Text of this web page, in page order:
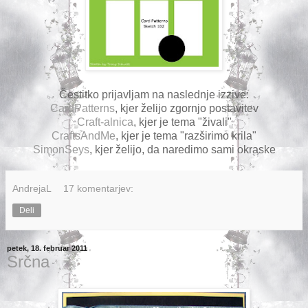
Čestitko prijavljam na naslednje izzive:
CardPatterns, kjer želijo zgornjo postavitev
Craft-alnica, kjer je tema "živali"
CraftsAndMe, kjer je tema "razširimo krila"
SimonSeys, kjer želijo, da naredimo sami okraske
AndrejaL 17 komentarjev:
Deli
petek, 18. februar 2011
Srčna